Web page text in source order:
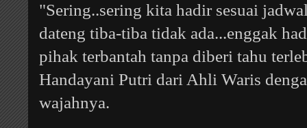
"Sering..sering kita hadir sesuai
dateng tiba-tiba tidak ada...enggak
pihak terbantah tanpa diberi tahu
Handayani Putri dari Ahli Waris
wajahnya.